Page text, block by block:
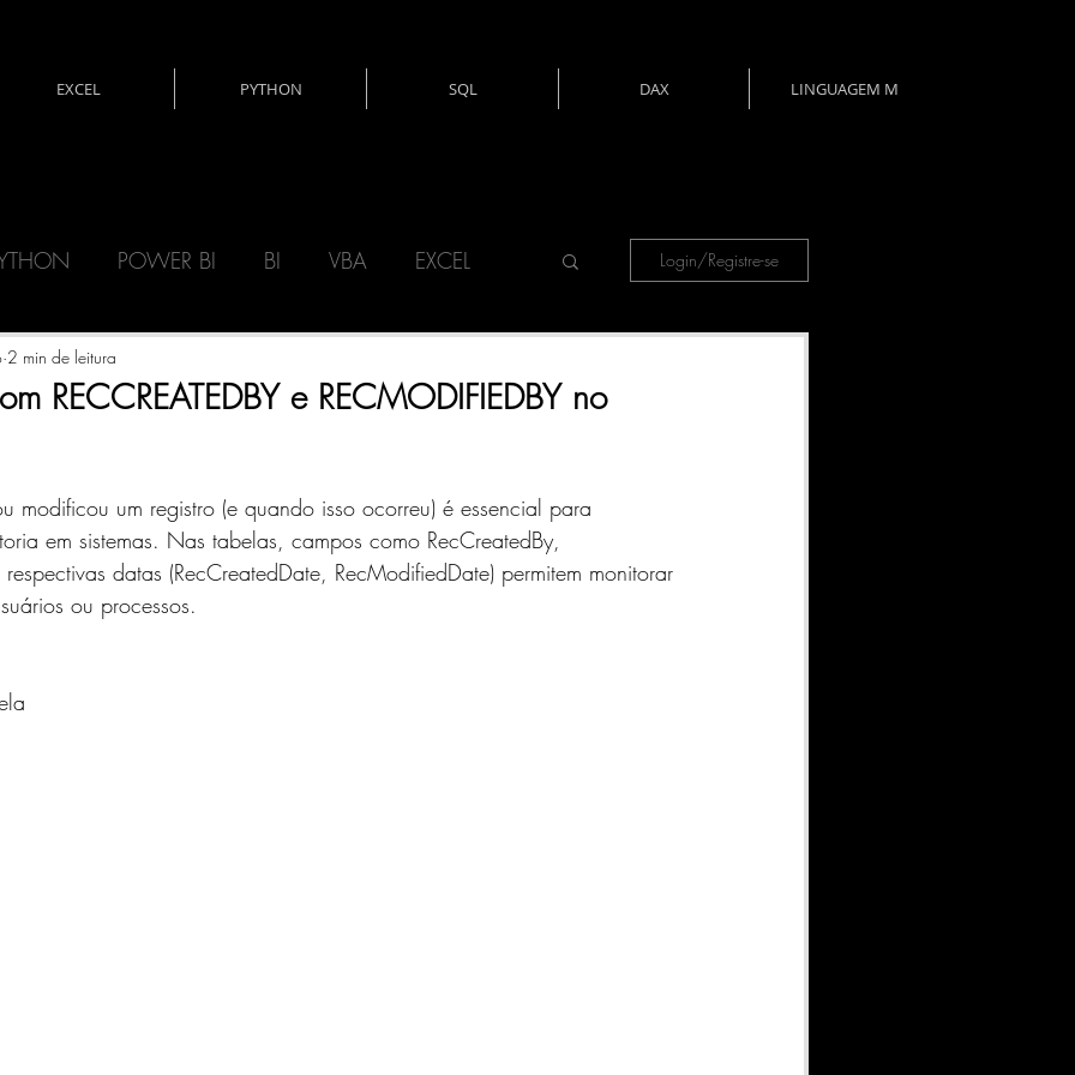
EXCEL PYTHON SQL DAX LINGUAGEM M
POWER BI BI VBA EXCEL
e MÉTRICAS JAVASCRIPT SQLITE MySQL
Login/Registre-se
RECCREATEDBY e RECMODIFIEDBY no
2 min de leitura
modificou um registro (e quando isso ocorreu) é essencial para
em sistemas. Nas tabelas, campos como RecCreatedBy,
respectivas datas (RecCreatedDate, RecModifiedDate) permitem monitorar
ou processos.